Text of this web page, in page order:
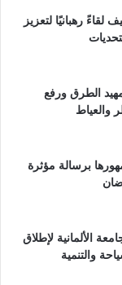
رهبانيًا لتعزيز
الطرق ورفع
والعياط
برسالة مؤثرة
الألمانية لإطلاق
والتنمية